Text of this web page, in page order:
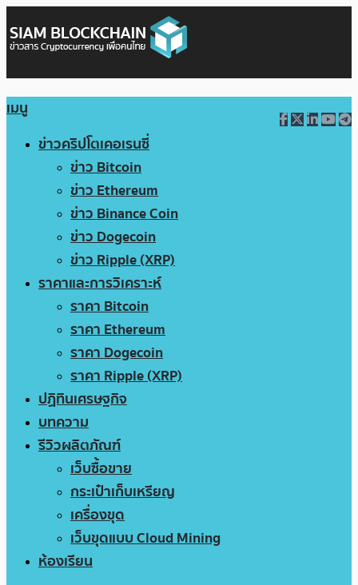
เมนู
ข่าวคริปโตเคอเรนซี่
ข่าว Bitcoin
ข่าว Ethereum
ข่าว Binance Coin
ข่าว Dogecoin
ข่าว Ripple (XRP)
ราคาและการวิเคราะห์
ราคา Bitcoin
ราคา Ethereum
ราคา Dogecoin
ราคา Ripple (XRP)
ปฏิทินเศรษฐกิจ
บทความ
รีวิวผลิตภัณฑ์
เว็บซื้อขาย
กระเป๋าเก็บเหรียญ
เครื่องขุด
เว็บขุดแบบ Cloud Mining
ห้องเรียน